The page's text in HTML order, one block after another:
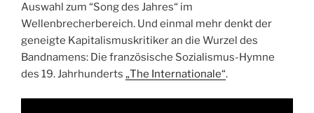
Auswahl zum “Song des Jahres“ im
Wellenbrecherbereich. Und einmal mehr denkt der
geneigte Kapitalismuskritiker an die Wurzel des
Bandnamens: Die französische Sozialismus-Hymne
des 19. Jahrhunderts „The Internationale“.